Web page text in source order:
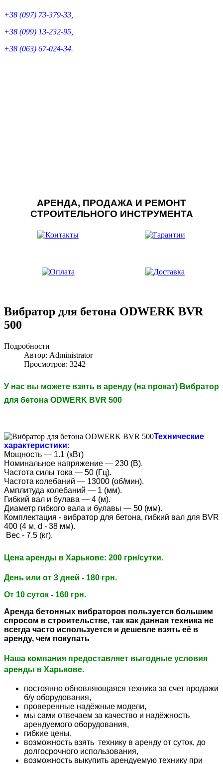
+38 (097) 73-379-33,
+38 (099) 13-232-95,
+38 (063) 67-024-34.
АРЕНДА, ПРОДАЖА И РЕМОНТ
СТРОИТЕЛЬНОГО ИНСТРУМЕНТА
Вибратор для бетона ODWERK BVR
500
Подробности
Автор: Administrator
Просмотров: 3242
У нас вы можете взять в аренду (на прокат) Вибратор
для бетона ODWERK BVR 500
Технические
характеристики:
Мощность — 1.1 (кВт)
Номинальное напряжение — 230 (В).
Частота силы тока — 50 (Гц).
Частота колебаний — 13000 (об/мин).
Амплитуда колебаний — 1 (мм).
Гибкий вал и булава — 4 (м).
Диаметр гибкого вала и булавы — 50 (мм).
Комплектация - вибратор для бетона, гибкий вал для BVR
400 (4 м, d - 38 мм).
Вес - 7.5 (кг).
Цена аренды в Харькове: 200 грн/сутки.
День или от 3 дней - 180 грн.
От 10 суток - 160 грн.
Аренда бетонных вибраторов пользуется большим
спросом в строительстве, так как данная техника не
всегда часто используется и дешевле взять её в
аренду, чем покупать
Наша компания предоставляет выгодные условия
аренды в Харькове.
постоянно обновляющаяся техника за счет продажи
б/у оборудования,
проверенные надёжные модели,
мы сами отвечаем за качество и надёжность
арендуемого оборудования,
гибкие цены,
возможность взять технику в аренду от суток, до
долгосрочного использования,
возможность выкупить арендуемую технику при